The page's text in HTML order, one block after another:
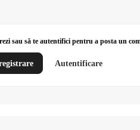
sau să te autentifici pentru a posta un
Autentificare